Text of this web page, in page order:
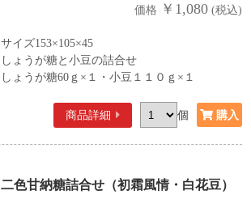
価格 ￥1,080(税込)
サイズ153×105×45
しょうが糖と小豆の詰合せ
しょうが糖60ｇ×１・小豆１１０ｇ×１
商品詳細 個
二色甘納糖詰合せ（初霜風情・白花豆）